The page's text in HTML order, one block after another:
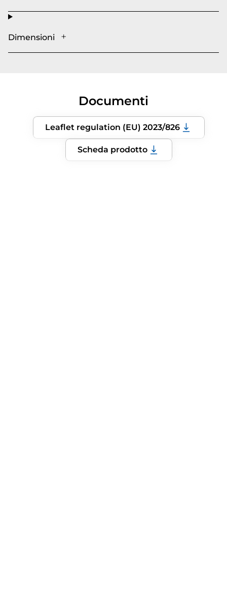
Dimensioni
Documenti
Leaflet regulation (EU) 2023/826
Scheda prodotto